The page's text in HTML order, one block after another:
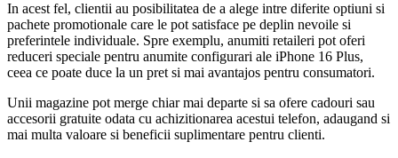
In acest fel, clientii au posibilitatea de a alege intre diferite optiuni si
pachete promotionale care le pot satisface pe deplin nevoile si
preferintele individuale. Spre exemplu, anumiti retaileri pot oferi
reduceri speciale pentru anumite configurari ale iPhone 16 Plus,
ceea ce poate duce la un pret si mai avantajos pentru consumatori.
Unii magazine pot merge chiar mai departe si sa ofere cadouri sau
accesorii gratuite odata cu achizitionarea acestui telefon, adaugand si
mai multa valoare si beneficii suplimentare pentru clienti.